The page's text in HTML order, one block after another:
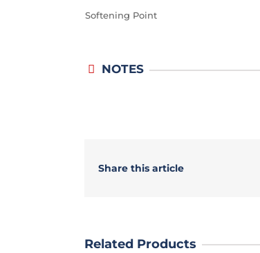
Softening Point
NOTES
Share this article
Related Products